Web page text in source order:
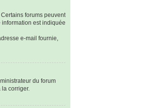
forums peuvent
est indiquée
e-mail fournie,
du forum
la corriger.